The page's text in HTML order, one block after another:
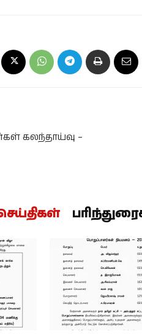
கலந்தாய்வு –